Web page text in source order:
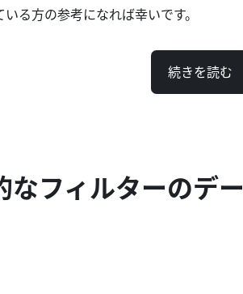
る方の参考になれば幸いです。
続きを読む
なフィルターのデー